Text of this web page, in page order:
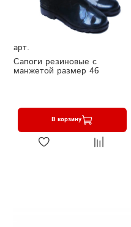
арт.
Сапоги резиновые с
манжетой размер 46
В корзину